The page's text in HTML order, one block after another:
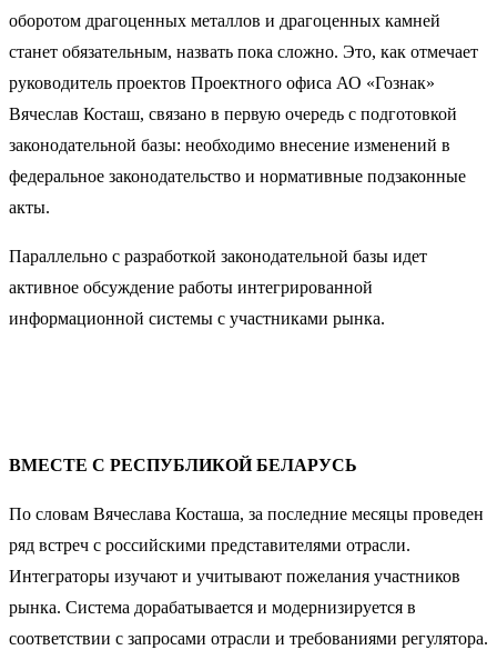
оборотом драгоценных металлов и драгоценных камней
станет обязательным, назвать пока сложно. Это, как отмечает
руководитель проектов Проектного офиса АО «Гознак»
Вячеслав Косташ, связано в первую очередь с подготовкой
законодательной базы: необходимо внесение изменений в
федеральное законодательство и нормативные подзаконные
акты.
Параллельно с разработкой законодательной базы идет
активное обсуждение работы интегрированной
информационной системы с участниками рынка.
ВМЕСТЕ С РЕСПУБЛИКОЙ БЕЛАРУСЬ
По словам Вячеслава Косташа, за последние месяцы проведен
ряд встреч с российскими представителями отрасли.
Интеграторы изучают и учитывают пожелания участников
рынка. Система дорабатывается и модернизируется в
соответствии с запросами отрасли и требованиями регулятора.